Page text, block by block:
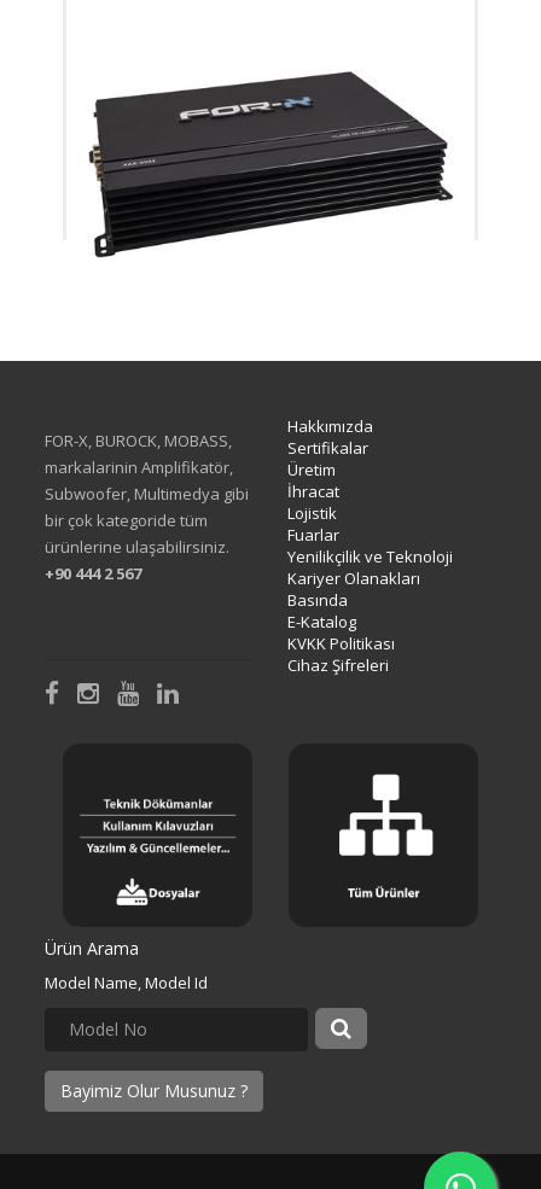
FOR-X, BUROCK, MOBASS,
markalarinin Amplifikatör,
Subwoofer, Multimedya gibi
bir çok kategoride tüm
ürünlerine ulaşabilirsiniz.
+90 444 2 567
Hakkımızda
Sertifikalar
Üretim
İhracat
Lojistik
Fuarlar
Yenilikçilik ve Teknoloji
Kariyer Olanakları
Basında
E-Katalog
KVKK Politikası
Cihaz Şifreleri
Ürün Arama
Model Name, Model Id
Bayimiz Olur Musunuz ?